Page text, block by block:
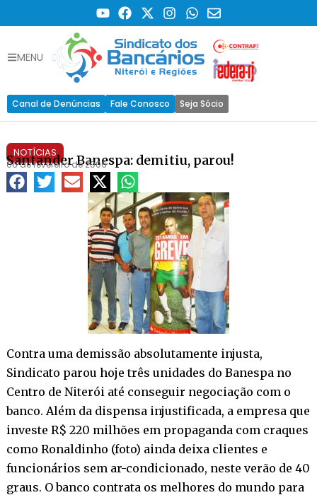
MENU
Canal de Denúncias Fale Conosco Seja Sócio
NOTÍCIAS
Santander Banespa: demitiu, parou!
06 de fevereiro de 2006
Contra uma demissão absolutamente injusta,
Sindicato parou hoje três unidades do Banespa no
Centro de Niterói até conseguir negociação com o
banco. Além da dispensa injustificada, a empresa que
investe R$ 220 milhões em propaganda com craques
como Ronaldinho (foto) ainda deixa clientes e
funcionários sem ar-condicionado, neste verão de 40
graus. O banco contrata os melhores do mundo para